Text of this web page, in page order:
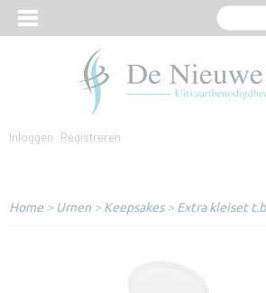
Inloggen Registreren
Home > Urnen > Keepsakes> Extra kleiset